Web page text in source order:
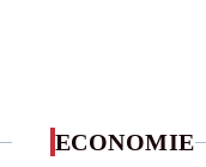
ECONOMIE